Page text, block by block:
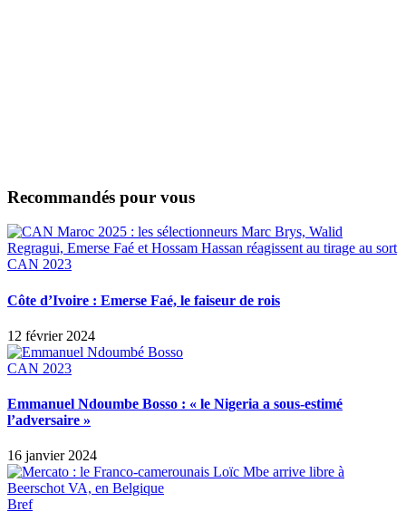
Recommandés pour vous
CAN 2023
Côte d’Ivoire : Emerse Faé, le faiseur de rois
12 février 2024
CAN 2023
Emmanuel Ndoumbe Bosso : « le Nigeria a sous-estimé
l’adversaire »
16 janvier 2024
Bref